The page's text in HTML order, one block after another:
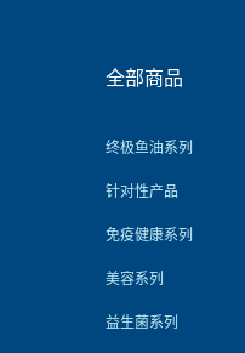
全部商品
终极鱼油系列
针对性产品
免疫健康系列
美容系列
益生菌系列